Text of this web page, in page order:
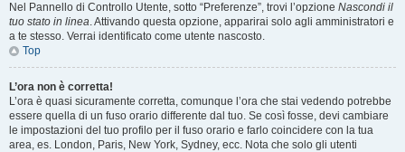
Nel Pannello di Controllo Utente, sotto “Preferenze”, trovi l’opzione Nascondi il
tuo stato in linea. Attivando questa opzione, apparirai solo agli amministratori e
a te stesso. Verrai identificato come utente nascosto.
Top
L’ora non è corretta!
L’ora è quasi sicuramente corretta, comunque l’ora che stai vedendo potrebbe
essere quella di un fuso orario differente dal tuo. Se così fosse, devi cambiare
le impostazioni del tuo profilo per il fuso orario e farlo coincidere con la tua
area, es. London, Paris, New York, Sydney, ecc. Nota che solo gli utenti